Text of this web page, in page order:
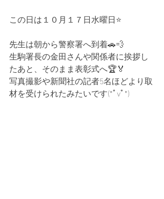
この日は１０月１７日水曜日⭐️
先生は朝から警察署へ到着🚗💨
生駒署長の金田さんや関係者に挨拶し
たあと、そのまま表彰式へ🏆🏅
写真撮影や新聞社の記者5名ほどより取
材を受けられたみたいです(*ﾟvﾟ*)